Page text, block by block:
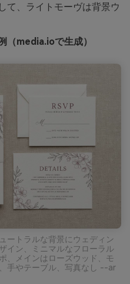
て、ライトモーヴは背景ウ
（media.ioで生成）
ートラルな背景にウェディン
イン、ミニマルなフローラル
、メインはローズウッド、モ
手やテーブル、写真なし --ar